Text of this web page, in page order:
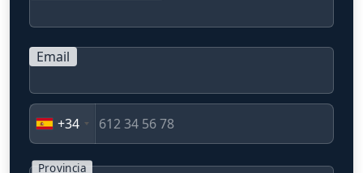
Email
+34
Provincia